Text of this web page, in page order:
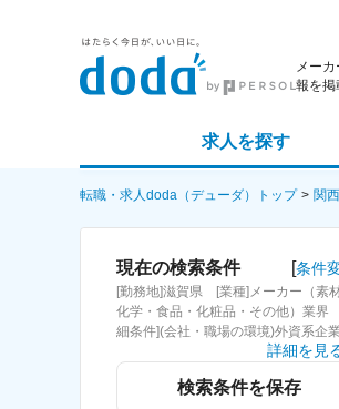
メー
報を掲
求人を探す
詳細条件から探す
求人特集から探す
転職・求人doda（デューダ）トップ 関西
現在の検索条件 [条件
[勤務地]滋賀県 [業種]メーカー（素
化学・食品・化粧品・その他）業
細条件](会社・職場の環境)外資系企業
詳細を見
検索条件を保存